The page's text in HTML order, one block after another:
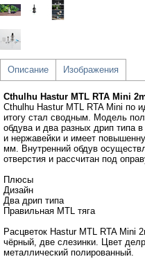
Описание Изображения
Cthulhu Hastur MTL RTA Mini
Cthulhu Hastur MTL RTA Mini по
итогу стал сводным. Модель
обдува и два разных дрип типа
и нержавейки и имеет
мм. Внутренний обдув
отверстия и рассчитан под
Плюсы
Дизайн
Два дрип типа
Правильная MTL тяга
Расцветок Hastur MTL RTA Mini
чёрный, две слезинки. Цвет
металлический полированный.